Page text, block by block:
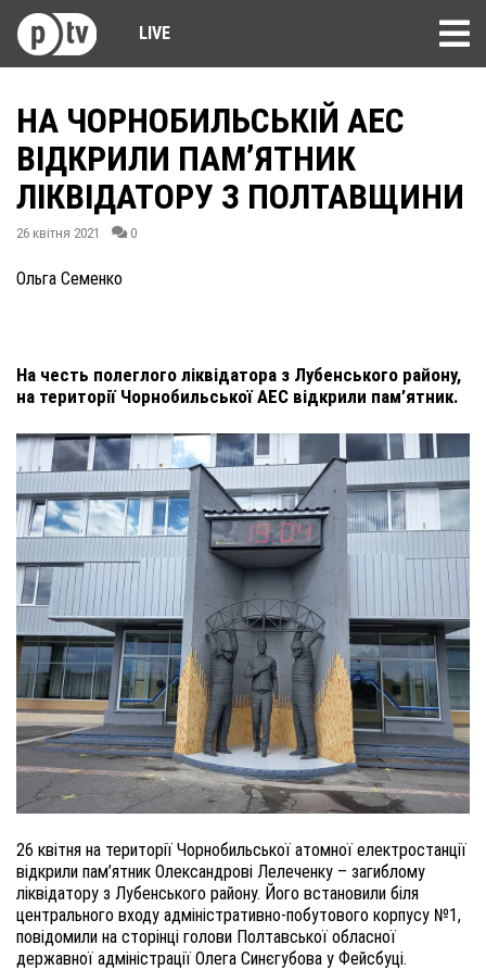
LIVE
НА ЧОРНОБИЛЬСЬКІЙ АЕС
ВІДКРИЛИ ПАМ’ЯТНИК
ЛІКВІДАТОРУ З ПОЛТАВЩИНИ
26 квітня 2021 0
Ольга Семенко
На честь полеглого ліквідатора з Лубенського району,
на території Чорнобильської АЕС відкрили пам’ятник.
26 квітня на території Чорнобильської атомної електростанції
відкрили пам’ятник Олександрові Лелеченку – загиблому
ліквідатору з Лубенського району. Його встановили біля
центрального входу адміністративно-побутового корпусу №1,
повідомили на сторінці голови Полтавської обласної
державної адміністрації Олега Синєгубова у Фейсбуці.